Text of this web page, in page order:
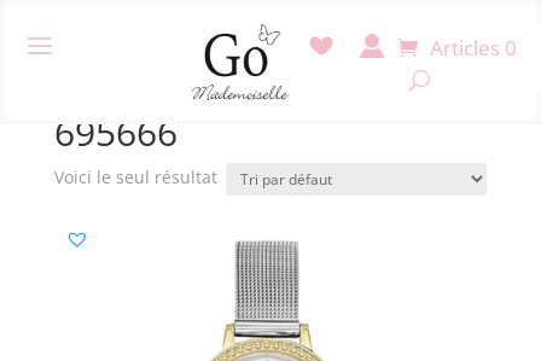
Articles 0
/ Produit Référence / 695666
695666
Voici le seul résultat